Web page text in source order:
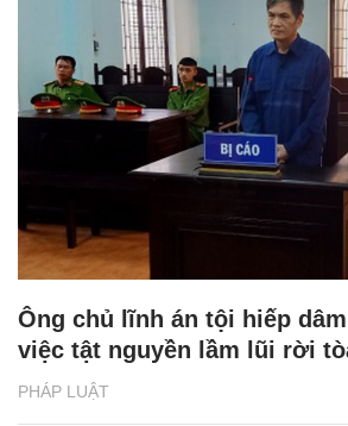
PHÁP LUẬT
Ông chủ lĩnh án tội hiếp
việc tật nguyền lầm lũi rời